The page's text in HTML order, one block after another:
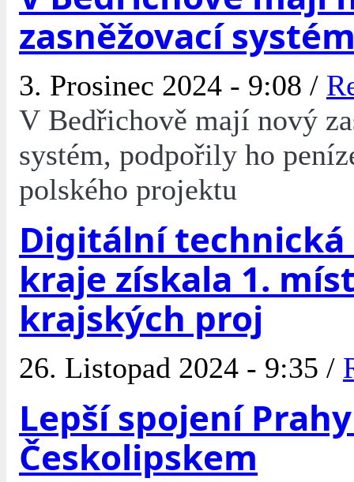
zasněžovací
3. Prosinec 2024 - 9:08 /
V Bedřichově mají nový
systém, podpořily ho
polského projektu
Digitální technická
kraje získala 1.
krajských proj
26. Listopad 2024 - 9:35 /
Lepší spojení
Českolipskem